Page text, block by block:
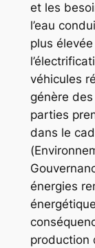
et les
l’eau
plus
véhicules
génère
parties
dans le
énergies
production